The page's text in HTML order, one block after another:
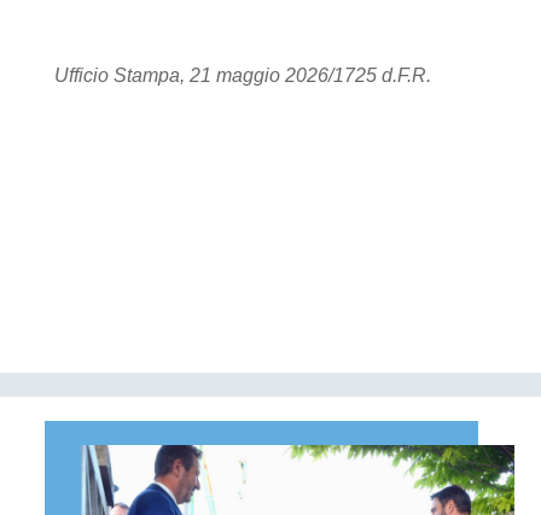
Ufficio Stampa, 21 maggio 2026/1725 d.F.R.